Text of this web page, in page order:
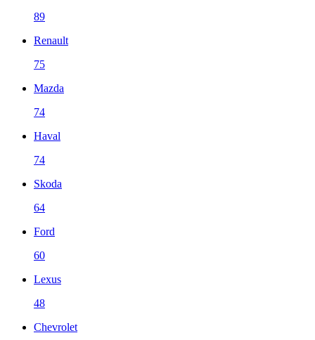
89
Renault
75
Mazda
74
Haval
74
Skoda
64
Ford
60
Lexus
48
Chevrolet